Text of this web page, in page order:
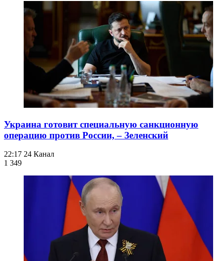
Украина готовит специальную санкционную
операцию против России, – Зеленский
22:17 24 Канал
1 349